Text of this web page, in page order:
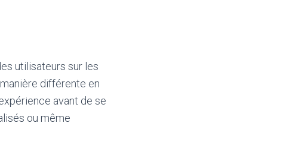
utilisateurs sur les
différente en
avant de se
ou même